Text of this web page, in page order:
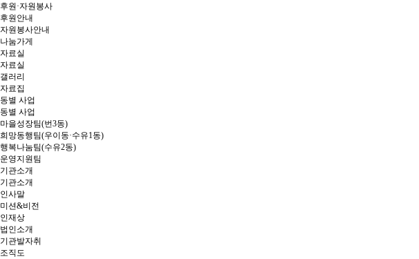
후원·자원봉사
후원안내
자원봉사안내
나눔가게
자료실
자료실
갤러리
자료집
동별 사업
동별 사업
마을성장팀(번3동)
희망동행팀(우이동·수유1동)
행복나눔팀(수유2동)
운영지원팀
기관소개
기관소개
인사말
미션&비전
인재상
법인소개
기관발자취
조직도